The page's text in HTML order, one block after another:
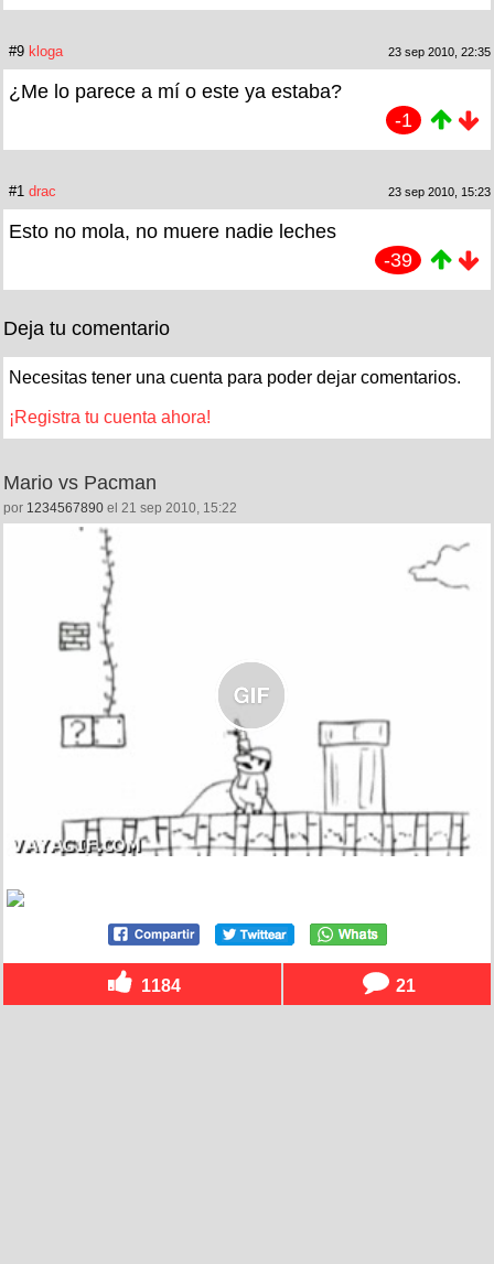
#9 kloga 23 sep 2010, 22:35
¿Me lo parece a mí o este ya estaba?
-1
#1 drac 23 sep 2010, 15:23
Esto no mola, no muere nadie leches
-39
Deja tu comentario
Necesitas tener una cuenta para poder dejar comentarios.
¡Registra tu cuenta ahora!
Mario vs Pacman
por 1234567890 el 21 sep 2010, 15:22
1184 21